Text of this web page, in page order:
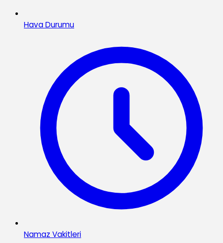
Hava Durumu
Namaz Vakitleri